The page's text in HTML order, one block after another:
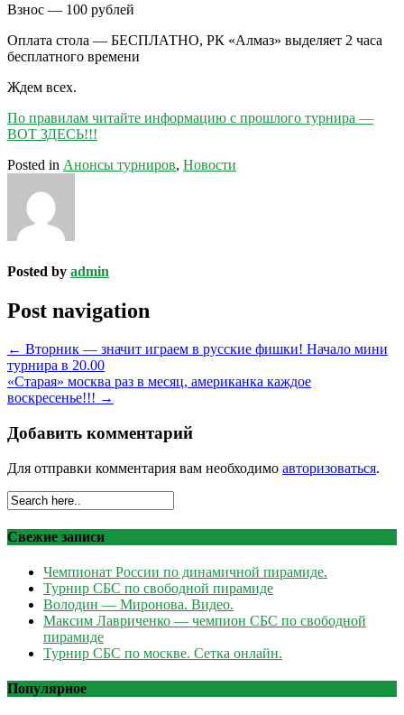
Взнос — 100 рублей
Оплата стола — БЕСПЛАТНО, РК «Алмаз» выделяет 2 часа
бесплатного времени
Ждем всех.
По правилам читайте информацию с прошлого турнира —
ВОТ ЗДЕСЬ!!!
Posted in Анонсы турниров, Новости
Posted by admin
Post navigation
← Вторник — значит играем в русские фишки! Начало мини
турнира в 20.00
«Старая» москва раз в месяц, американка каждое
воскресенье!!! →
Добавить комментарий
Для отправки комментария вам необходимо авторизоваться.
Свежие записи
Чемпионат России по динамичной пирамиде.
Турнир СБС по свободной пирамиде
Володин — Миронова. Видео.
Максим Лавриченко — чемпион СБС по свободной
пирамиде
Турнир СБС по москве. Сетка онлайн.
Популярное